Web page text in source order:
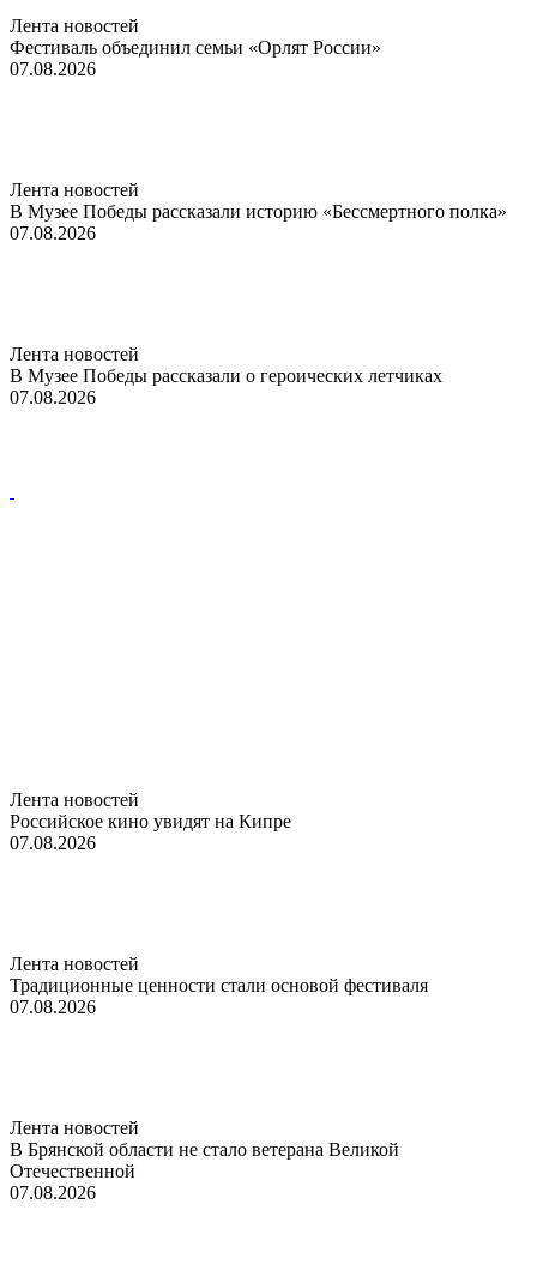
Лента новостей
Фестиваль объединил семьи «Орлят России»
07.08.2026
Лента новостей
В Музее Победы рассказали историю «Бессмертного полка»
07.08.2026
Лента новостей
В Музее Победы рассказали о героических летчиках
07.08.2026
Лента новостей
Российское кино увидят на Кипре
07.08.2026
Лента новостей
Традиционные ценности стали основой фестиваля
07.08.2026
Лента новостей
В Брянской области не стало ветерана Великой
Отечественной
07.08.2026